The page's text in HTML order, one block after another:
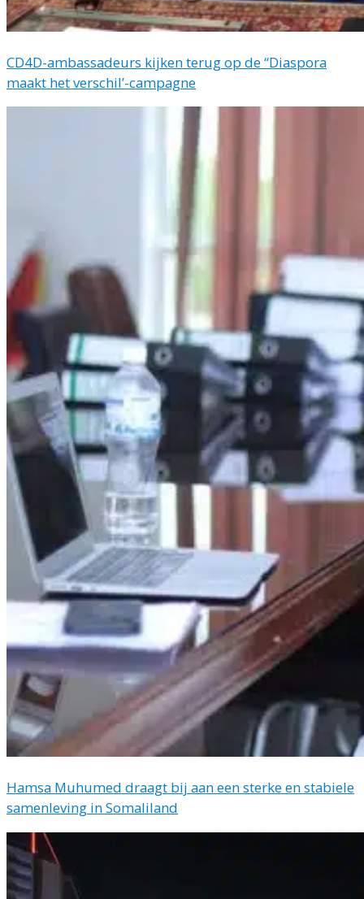
CD4D-ambassadeurs kijken terug op de “Diaspora
maakt het verschil’-campagne
Hamsa Muhumed draagt bij aan een sterke en stabiele
samenleving in Somaliland